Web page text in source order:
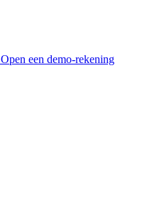
Open een demo-rekening